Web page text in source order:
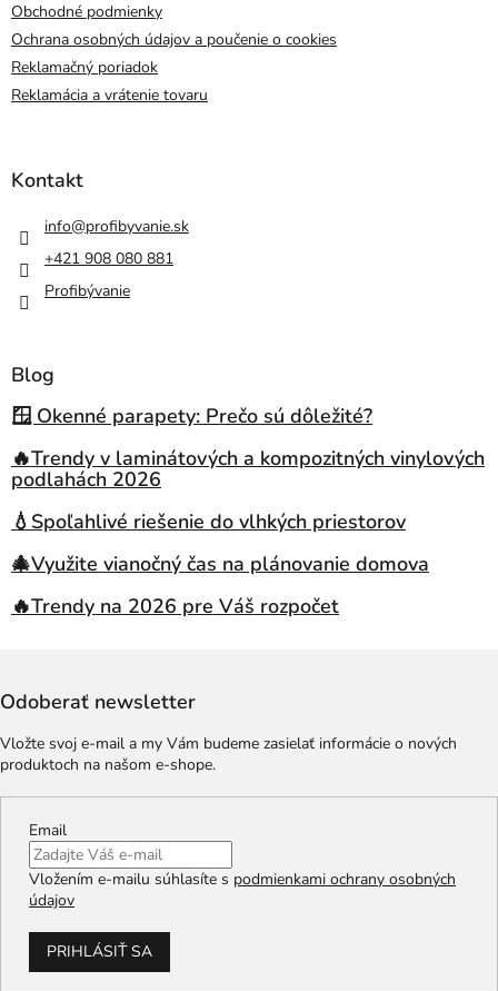
Obchodné podmienky
Ochrana osobných údajov a poučenie o cookies
Reklamačný poriadok
Reklamácia a vrátenie tovaru
Kontakt
info@profibyvanie.sk
+421 908 080 881
Profibývanie
Blog
🪟 Okenné parapety: Prečo sú dôležité?
🔥Trendy v laminátových a kompozitných vinylových
podlahách 2026
💧Spoľahlivé riešenie do vlhkých priestorov
🎄Využite vianočný čas na plánovanie domova
🔥Trendy na 2026 pre Váš rozpočet
Odoberať newsletter
Vložte svoj e-mail a my Vám budeme zasielať informácie o nových
produktoch na našom e-shope.
Email
Vložením e-mailu súhlasíte s podmienkami ochrany osobných
údajov
PRIHLÁSIŤ SA